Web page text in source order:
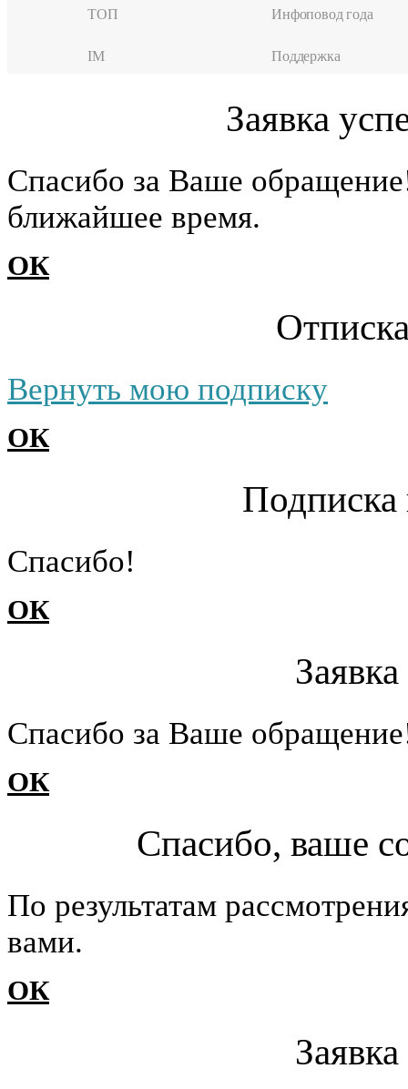
ТОП
IM
Инфоповод года
Поддержка
Заявка
Cпасибо за Ваше
ближайшее время.
ОК
Вернуть мою подписку
ОК
Подписка
Cпасибо!
ОК
Cпасибо за Ваше
ОК
Спасибо, ваше
По результатам
вами.
ОК